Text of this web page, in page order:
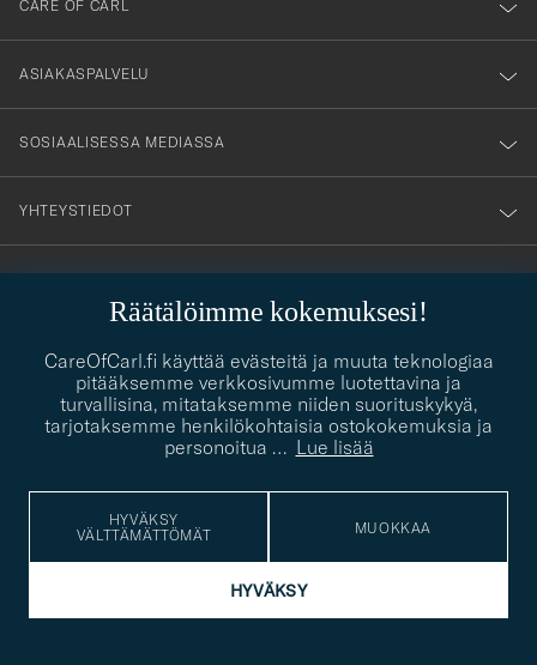
Räätälöimme kokemuksesi!
CareOfCarl.fi käyttää evästeitä ja muuta teknologiaa
pitääksemme verkkosivumme luotettavina ja
turvallisina, mitataksemme niiden suorituskykyä,
tarjotaksemme henkilökohtaisia ostokokemuksia ja
personoitua … Lue lisää
HYVÄKSY
VÄLTTÄMÄTTÖMÄT
MUOKKAA
HYVÄKSY
till
vårt
nyhetsbrev!
contact@careofcarl.com
PUKEUTUMISNEUVONTA
Kaipaatko apua oman tyylisi löytämiseen? Me autamme sinua
mielellämme!
PUKEUTUMISNEUVONTA
© Care of Carl 2026